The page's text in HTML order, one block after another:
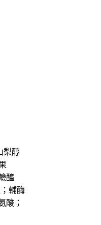
梨醇
醯
輔酶
酸；